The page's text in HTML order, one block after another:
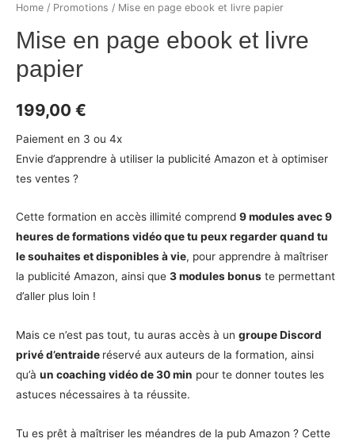
Home / Promotions / Mise en page ebook et livre papier
Mise en page ebook et livre
papier
199,00 €
Paiement en 3 ou 4x
Envie d’apprendre à utiliser la publicité Amazon et à optimiser
tes ventes ?
Cette formation en accès illimité comprend 9 modules avec 9
heures de formations vidéoque tu peux regarder quand tu
le souhaites et disponibles à vie, pour apprendre à maîtriser
la publicité Amazon, ainsi que 3 modules bonus te permettant
d’aller plus loin !
Mais ce n’est pas tout, tu auras accès à un groupe Discord
privéd’entraide réservé aux auteurs de la formation, ainsi
qu’à un coaching vidéode 30 min pour te donner toutes les
astuces nécessaires à ta réussite.
Tu es prêt à maîtriser les méandres de la pub Amazon ? Cette